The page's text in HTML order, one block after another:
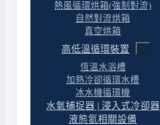
熱風循環烘箱(強制對流)
自然對流烘箱
真空烘箱
高低溫循環裝置
恆溫水浴槽
加熱冷卻循環水槽
冰水機循環機
水氣捕捉器 | 浸入式冷卻器
液態氮相關設備
產品料號
WTG-2990111
WTG-2990211
比色槽清洗裝置 : 選購資訊